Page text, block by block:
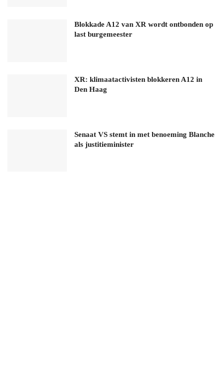
Blokkade A12 van XR wordt ontbonden op
last burgemeester
XR: klimaatactivisten blokkeren A12 in
Den Haag
Senaat VS stemt in met benoeming Blanche
als justitieminister